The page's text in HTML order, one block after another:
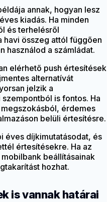
annak, hogyan lesz
kiadás. Ha minden
és terhelésről
havi összeg attól függően
használod a számládat.
elérhető push értesítések
alternatívát
jelzik a
is fontos. Ha
érdemes
belüli értesítésre.
éves díjkimutatásodat, és
értesítésekre. Ha az
beállításainak
hozhat.
is vannak határai